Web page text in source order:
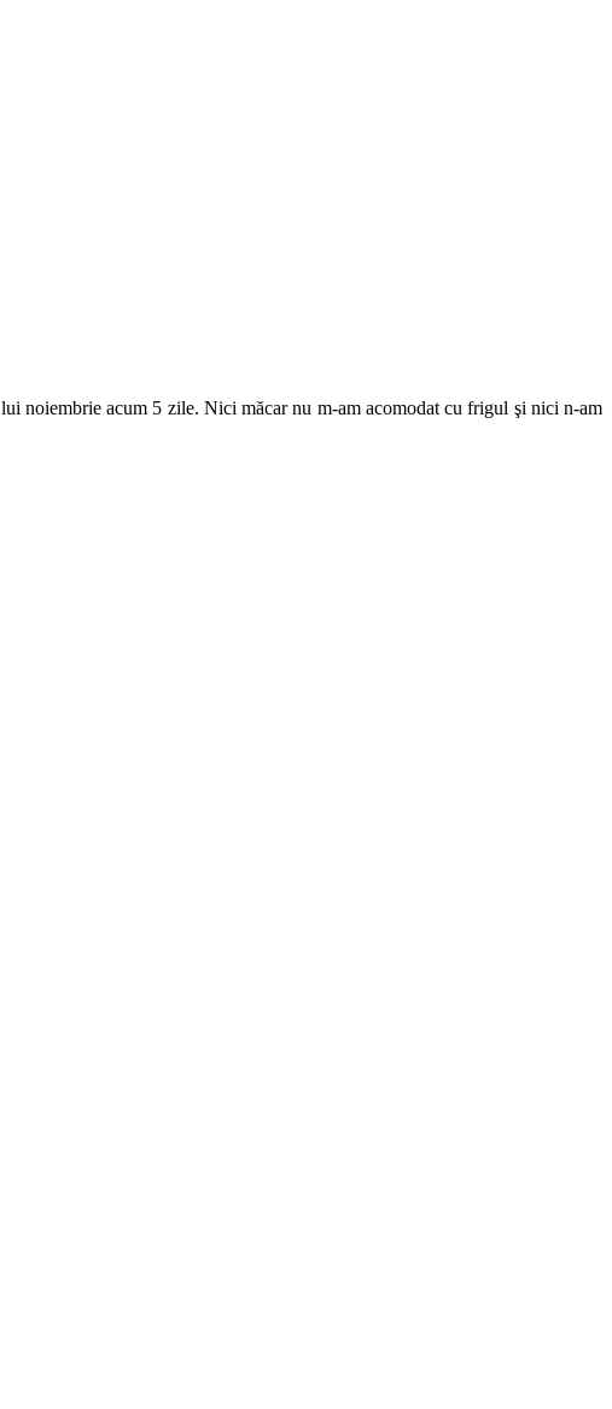
noiembrie acum 5 zile. Nici măcar nu m-am acomodat cu frigul şi nici n-am